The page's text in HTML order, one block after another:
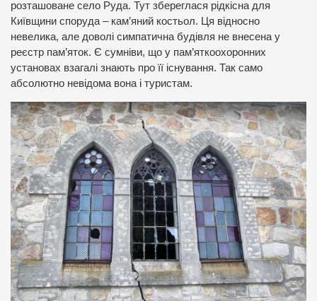
розташоване село Руда. Тут збереглася рідкісна для
Київщини споруда – кам’яний костьол. Ця відносно
невелика, але доволі симпатична будівля не внесена у
реєстр пам’яток. Є сумніви, що у пам’яткоохоронних
установах взагалі знають про її існування. Так само
абсолютно невідома вона і туристам.